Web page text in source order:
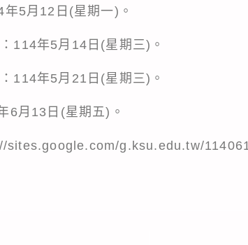
5月12日(星期一)。
114年5月14日(星期三)。
114年5月21日(星期三)。
6月13日(星期五)。
sites.google.com/g.ksu.edu.tw/